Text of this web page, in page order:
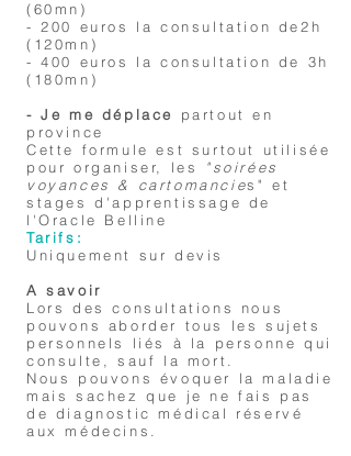
(60mn)
- 200 euros la consultation de 2h
(120mn)
- 400 euros la consultation de 3h
(180mn)
- Je me déplace
partout en
province
Cette formule est surtout utilisée
pour organiser, les
"soirées
voyances & cartomancies" et
stages d'apprentissage de
l'Oracle Belline
Tarifs:
Uniquement sur devis
A savoir
Lors des consultations nous
pouvons aborder tous les sujets
personnels liés à la personne qui
consulte, sauf la mort.
Nous pouvons évoquer la maladie
mais sachez que je ne fais pas
de diagnostic médical réservé
aux médecins.